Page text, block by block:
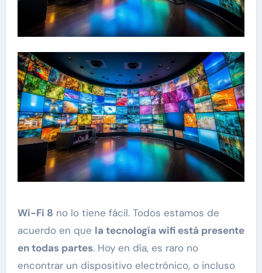
Wi-Fi 8 no lo tiene fácil. Todos estamos de
acuerdo en que la tecnología wifi está presente
en todas partes. Hoy en día, es raro no
encontrar un dispositivo electrónico, o incluso